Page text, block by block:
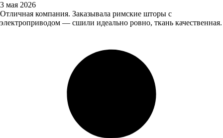
3 мая 2026
Отличная компания. Заказывала римские шторы с
электроприводом — сшили идеально ровно, ткань качественная.